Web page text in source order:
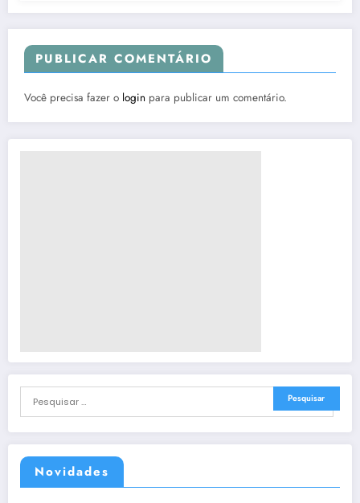
Novidades
PUBLICAR COMENTÁRIO
Você precisa fazer o login para publicar um comentário.